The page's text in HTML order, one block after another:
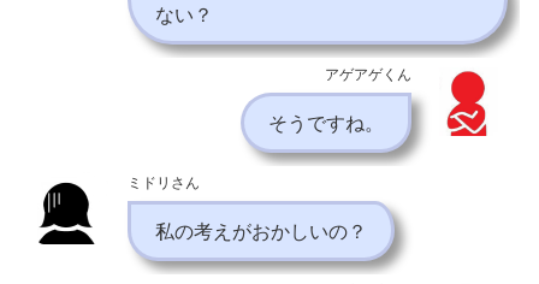
ない？
アゲアゲくん
そうですね。
ミドリさん
私の考えがおかしいの？